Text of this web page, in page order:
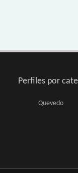
Perfiles por
Quevedo